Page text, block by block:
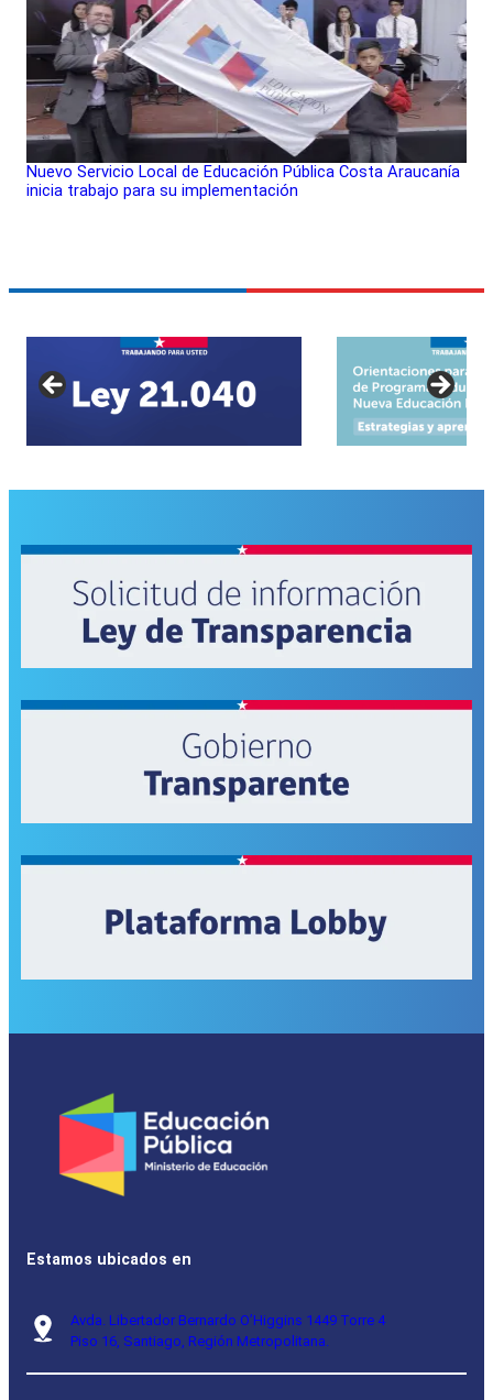
Nuevo Servicio Local de Educación Pública Costa Araucanía
inicia trabajo para su implementación
Estamos ubicados en
Avda. Libertador Bernardo O’Higgins 1449 Torre 4
Piso 16, Santiago, Región Metropolitana.